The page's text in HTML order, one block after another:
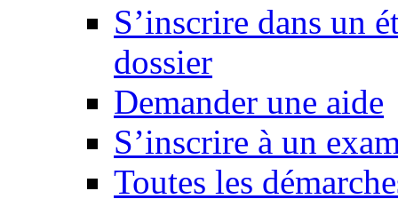
S’inscrire dans un
dossier
Demander une aide
S’inscrire à un
Toutes les